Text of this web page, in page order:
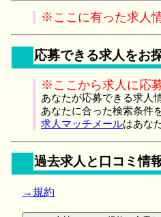
※ここに有った求人
応募できる求人をお
※ここから求人に応
あなたが応募できる求人
あなたに合った検索条件
求人マッチメールはあな
過去求人と口コミ情
→規約